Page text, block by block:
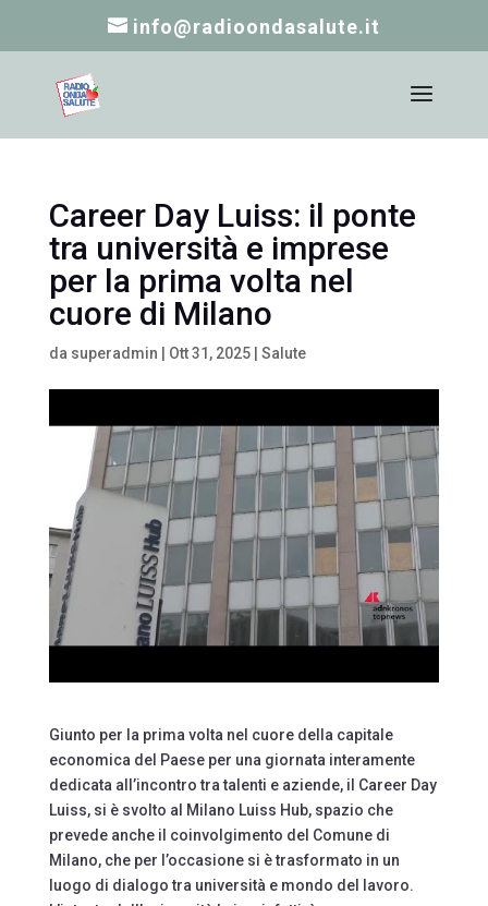
info@radioondasalute.it
Career Day Luiss: il ponte
tra università e imprese
per la prima volta nel
cuore di Milano
da superadmin Ott 31, 2025| Salute
Giunto per la prima volta nel cuore della capitale
economica del Paese per una giornata interamente
dedicata all’incontro tra talenti e aziende, il Career Day
Luiss, si è svolto al Milano Luiss Hub, spazio che
prevede anche il coinvolgimento del Comune di
Milano, che per l’occasione si è trasformato in un
luogo di dialogo tra università e mondo del lavoro.